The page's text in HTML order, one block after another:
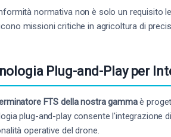
normativa non è solo un requisito
missioni critiche in agricoltura di
Plug-and-Play per
FTS della nostra gammaè
plug-and-play consente l'integrazione
operative del drone.